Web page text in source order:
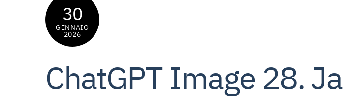
30
GENNAIO
2026
ChatGPT Image 28.